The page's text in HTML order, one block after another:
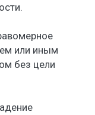
или иным
без цели